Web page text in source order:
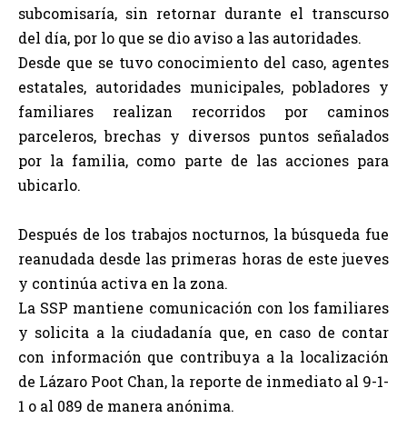
subcomisaría, sin retornar durante el transcurso
del día, por lo que se dio aviso a las autoridades.
Desde que se tuvo conocimiento del caso, agentes
estatales, autoridades municipales, pobladores y
familiares realizan recorridos por caminos
parceleros, brechas y diversos puntos señalados
por la familia, como parte de las acciones para
ubicarlo.
Después de los trabajos nocturnos, la búsqueda fue
reanudada desde las primeras horas de este jueves
y continúa activa en la zona.
La SSP mantiene comunicación con los familiares
y solicita a la ciudadanía que, en caso de contar
con información que contribuya a la localización
de Lázaro Poot Chan, la reporte de inmediato al 9-1-
1 o al 089 de manera anónima.